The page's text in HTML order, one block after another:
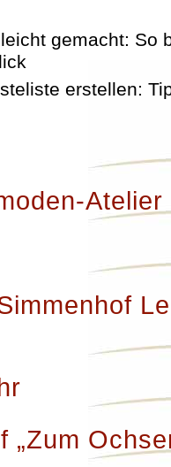
gemacht: So
erstellen:
Atelier
„Zum